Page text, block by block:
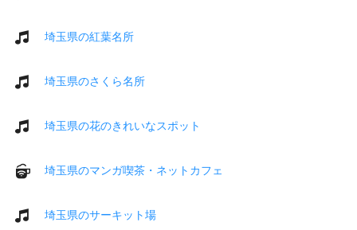
埼玉県の紅葉名所
埼玉県のさくら名所
埼玉県の花のきれいなスポット
埼玉県のマンガ喫茶・ネットカフェ
埼玉県のサーキット場